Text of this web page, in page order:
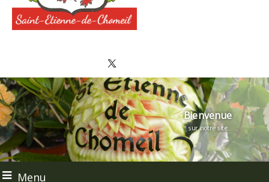
Bienvenue
sur notre site
Menu